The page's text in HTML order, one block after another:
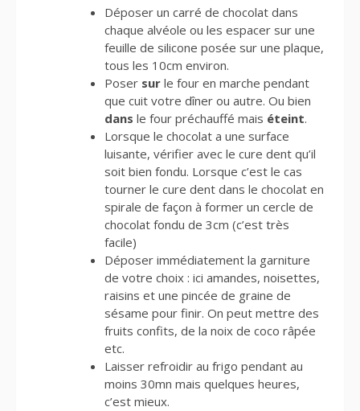
Déposer un carré de chocolat dans
chaque alvéole ou les espacer sur une
feuille de silicone posée sur une plaque,
tous les 10cm environ.
Poser sur le four en marche pendant
que cuit votre dîner ou autre. Ou bien
dans le four préchauffé mais éteint.
Lorsque le chocolat a une surface
luisante, vérifier avec le cure dent qu’il
soit bien fondu. Lorsque c’est le cas
tourner le cure dent dans le chocolat en
spirale de façon à former un cercle de
chocolat fondu de 3cm (c’est très
facile)
Déposer immédiatement la garniture
de votre choix : ici amandes, noisettes,
raisins et une pincée de graine de
sésame pour finir. On peut mettre des
fruits confits, de la noix de coco râpée
etc.
Laisser refroidir au frigo pendant au
moins 30mn mais quelques heures,
c’est mieux.